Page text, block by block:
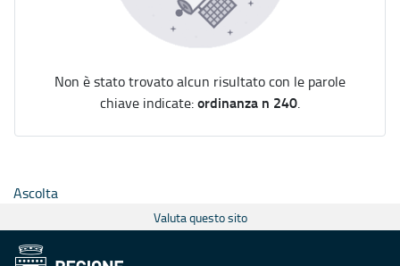
Non è stato trovato alcun risultato con le parole
chiave indicate:ordinanza n 240.
Ascolta
Valuta questo sito